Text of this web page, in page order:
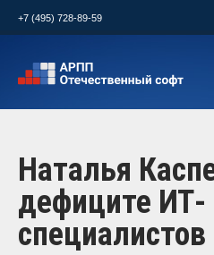
+7 (495) 728-89-59
Наталья
дефиците ИТ-
специалистов